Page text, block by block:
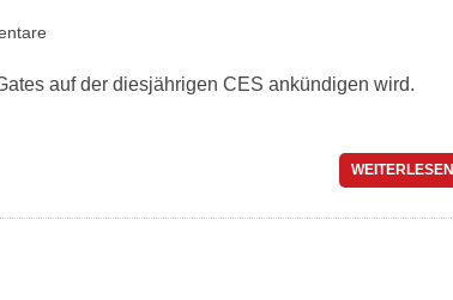
auf der diesjährigen CES ankündigen wird.
WEITERLESEN